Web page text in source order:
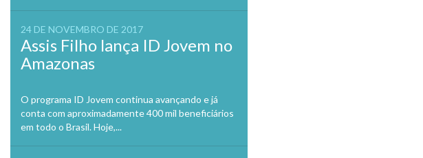
24 DE NOVEMBRO DE 2017
Assis Filho lança ID Jovem no
Amazonas
O programa ID Jovem continua avançando e já
conta com aproximadamente 400 mil beneficiários
em todo o Brasil. Hoje,...